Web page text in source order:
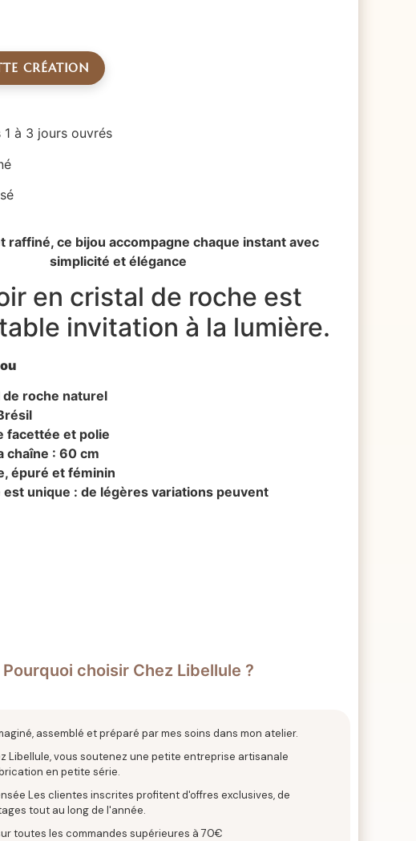
CRÉATION
à 3 jours ouvrés
raffiné, ce bijou accompagne chaque instant avec
simplicité et élégance
en cristal de roche est
invitation à la lumière.
de roche naturel
facettée et polie
chaîne : 60 cm
épuré et féminin
est unique : de légères variations peuvent
Pourquoi choisir Chez Libellule ?
assemblé et préparé par mes soins dans mon atelier.
Libellule, vous soutenez une petite entreprise artisanale
en petite série.
Les clientes inscrites profitent d'offres exclusives, de
tout au long de l'année.
toutes les commandes supérieures à 70€